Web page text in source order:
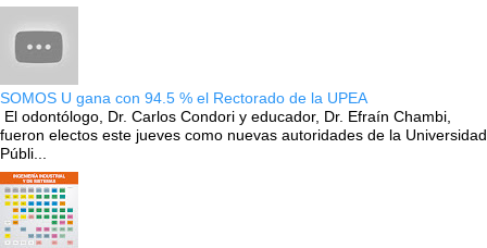
SOMOS U gana con 94.5 % el Rectorado de la UPEA
El odontólogo, Dr. Carlos Condori y educador, Dr. Efraín Chambi,
fueron electos este jueves como nuevas autoridades de la Universidad
Públi...